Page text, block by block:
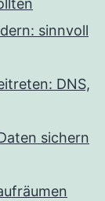
sinnvoll
DNS,
sichern